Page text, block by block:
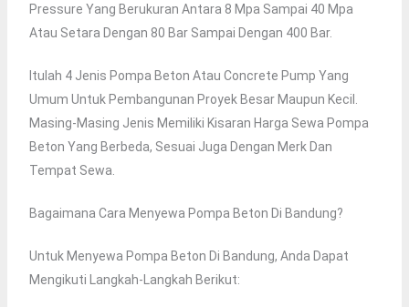
Pressure Yang Berukuran Antara 8 Mpa Sampai 40 Mpa
Atau Setara Dengan 80 Bar Sampai Dengan 400 Bar.
Itulah 4 Jenis Pompa Beton Atau Concrete Pump Yang
Umum Untuk Pembangunan Proyek Besar Maupun Kecil.
Masing-Masing Jenis Memiliki Kisaran Harga Sewa Pompa
Beton Yang Berbeda, Sesuai Juga Dengan Merk Dan
Tempat Sewa.
Bagaimana Cara Menyewa Pompa Beton Di Bandung?
Untuk Menyewa Pompa Beton Di Bandung, Anda Dapat
Mengikuti Langkah-Langkah Berikut: